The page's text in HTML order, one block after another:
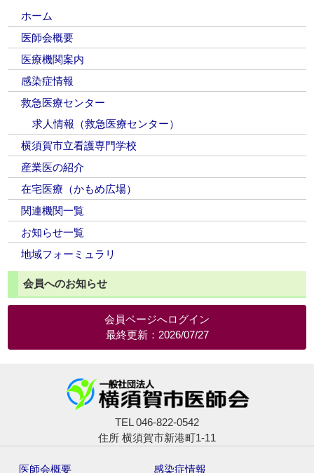
ホーム
医師会概要
医療機関案内
感染症情報
救急医療センター
求人情報（救急医療センター）
横須賀市立看護専門学校
産業医の紹介
在宅医療（かもめ広場）
関連機関一覧
お知らせ一覧
地域フォーミュラリ
会員へのお知らせ
会員ページへログイン
最終更新：2026/07/27
TEL 046-822-0542
住所 横須賀市新港町1-11
医師会概要 感染症情報